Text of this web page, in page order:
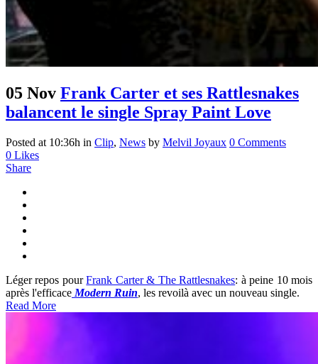
05 Nov Frank Carter et ses Rattlesnakes
balancent le single Spray Paint Love
Posted at 10:36h in Clip, News by Melvil Joyaux 0 Comments
0 Likes
Share
Léger repos pourFrank Carter & The Rattlesnakes: à peine 10 mois
après l'efficace Modern Ruin, les revoilà avec un nouveau single.
Read More